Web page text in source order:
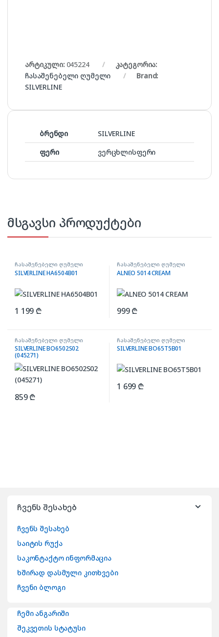
არტიკული: 045224
კატეგორია:
ჩასაშენებელი ღუმელი
Brand:
SILVERLINE
ბრენდი
SILVERLINE
ფერი
ვერცხლისფერი
მსგავსი პროდუქტები
ჩასაშენებელი ღუმელი
SILVERLINE HA6504B01
1 199 ₾
ჩასაშენებელი ღუმელი
ALNEO 5014 CREAM
999₾
ჩასაშენებელი ღუმელი
SILVERLINE BO6502S02
(045271)
859₾
ჩასაშენებელი ღუმელი
SILVERLINE BO65T5B01
1 699 ₾
ჩვენს შესახებ
ჩვენს შესახებ
საიტის რუქა
საკონტაქტო ინფორმაცია
ხშირად დასმული კითხვები
ჩვენი ბლოგი
ჩემი ანგარიში
შეკვეთის სტატუსი